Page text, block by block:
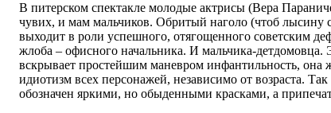
В питерском спектакле молодые актрисы (Вера
чувих, и мам мальчиков. Обритый наголо (чтоб лысину
выходит в роли успешного, отягощенного советским
жлоба – офисного начальника. И мальчика-детдомовца.
вскрывает простейшим маневром инфантильность, она
идиотизм всех персонажей, независимо от возраста.
обозначен яркими, но обыденными красками, а